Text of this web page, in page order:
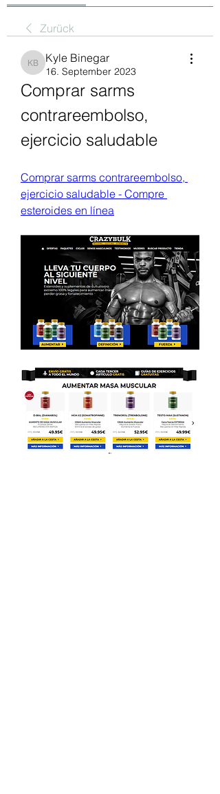
Zurück
Kyle Binegar
Kyle Binegar
16. September 2023
Comprar sarms
contrareembolso,
ejercicio saludable
Comprar sarms contrareembolso,
ejercicio saludable - Compre
esteroides en línea